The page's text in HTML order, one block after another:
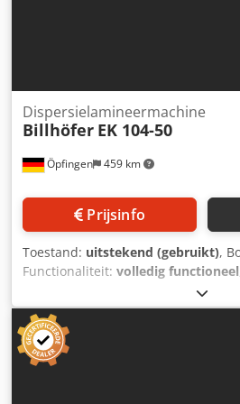
Öpfingen 459 km
Dispersielamineermachine
Billhöfer EK 104-50
Prijsinfo
Toestand: uitstekend (gebruikt),
Functionaliteit: volledig functioneel
papierinvoer A-20 (A-3): Mabeg-
velbediening Lamineereenheid EK
lamineren en thermisch lamineren
scheidingseenheid TM-104 (TM-3)
voudig cirkelvormig mes,